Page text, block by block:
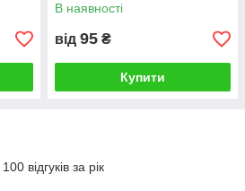
В наявності
від 95 ₴
Купити
відгуків за рік